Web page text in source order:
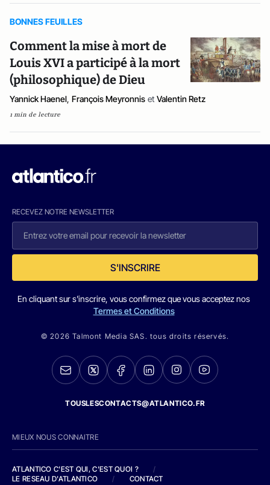
BONNES FEUILLES
Comment la mise à mort de
Louis XVI a participé à la mort
(philosophique) de Dieu
Yannick Haenel, François Meyronnis et Valentin Retz
1 min de lecture
RECEVEZ NOTRE NEWSLETTER
S'INSCRIRE
En cliquant sur s'inscrire, vous confirmez que vous acceptez nos
Termes et Conditions
© 2026 Talmont Media SAS. tous droits réservés.
TOUSLESCONTACTS@ATLANTICO.FR
MIEUX NOUS CONNAITRE
ATLANTICO C'EST QUI, C'EST QUOI ?
/
LE RESEAU D'ATLANTICO
/ CONTACT